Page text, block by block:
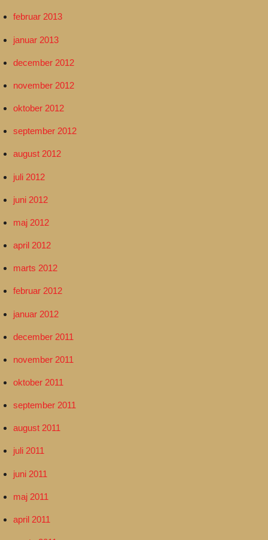
februar 2013
januar 2013
december 2012
november 2012
oktober 2012
september 2012
august 2012
juli 2012
juni 2012
maj 2012
april 2012
marts 2012
februar 2012
januar 2012
december 2011
november 2011
oktober 2011
september 2011
august 2011
juli 2011
juni 2011
maj 2011
april 2011